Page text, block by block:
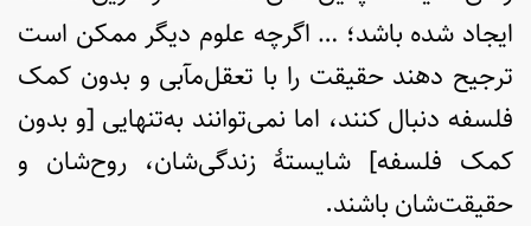
ایجاد شده باشد؛ … اگرچه علوم دیگر ممکن است
ترجیح دهند حقیقت را با تعقل‌مآبی و بدون کمک
فلسفه دنبال کنند، اما نمی‌توانند به‌تنهایی [و بدون
کمک فلسفه] شایستۀ زندگی‌شان، روح‌شان و
حقیقت‌شان باشند.